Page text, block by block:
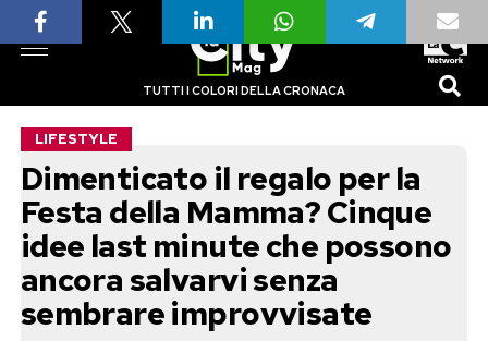
TUTTI I COLORI DELLA CRONACA
LIFESTYLE
Dimenticato il regalo per la
Festa della Mamma? Cinque
idee last minute che possono
ancora salvarvi senza
sembrare improvvisate